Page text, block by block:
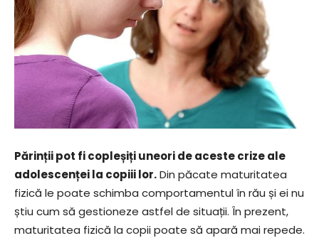
Părinții pot fi copleșiți uneori de aceste crize ale
adolescenței la copiii lor.Din păcate maturitatea
fizică le poate schimba comportamentul în rău și ei nu
știu cum să gestioneze astfel de situații. În prezent,
maturitatea fizică la copii poate să apară mai repede.